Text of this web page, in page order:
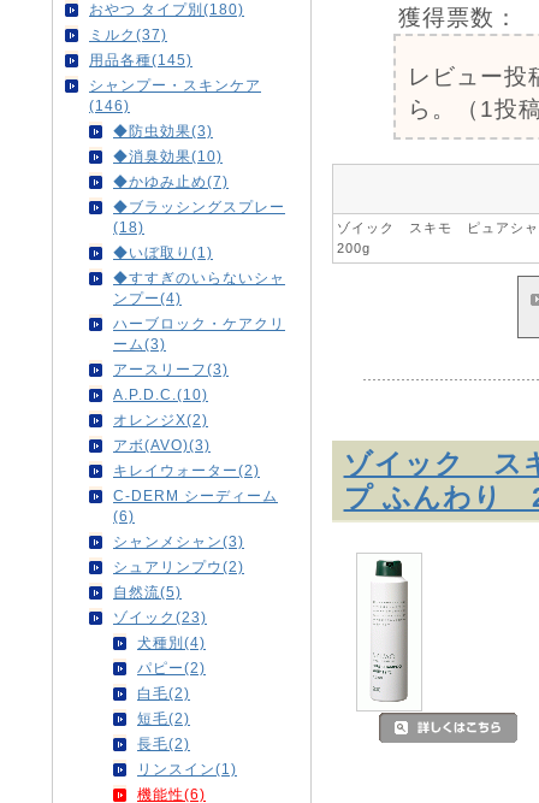
おやつ タイプ別(180)
ミルク(37)
用品各種(145)
シャンプー・スキンケア
(146)
◆防虫効果(3)
◆消臭効果(10)
◆かゆみ止め(7)
◆ブラッシングスプレー
(18)
◆いぼ取り(1)
◆すすぎのいらないシャ
ンプー(4)
ハーブロック・ケアクリ
ーム(3)
アースリーフ(3)
A.P.D.C.(10)
オレンジX(2)
アボ(AVO)(3)
キレイウォーター(2)
C-DERM シーディーム
(6)
シャンメシャン(3)
シュアリンプウ(2)
自然流(5)
ゾイック(23)
犬種別(4)
パピー(2)
白毛(2)
短毛(2)
長毛(2)
リンスイン(1)
機能性(6)
獲得票数：
レビュー投
ら。（1投
ゾイック スキモ ピュアシ
200g
ゾイック ス
プ ふんわり